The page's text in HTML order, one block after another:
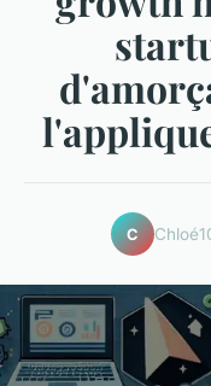
C Chloé